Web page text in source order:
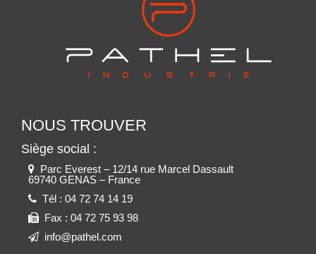
NOUS TROUVER
Siège social :
Parc Everest – 12/14 rue Marcel Dassault
69740 GENAS – France
Tél : 04 72 74 14 19
Fax : 04 72 75 93 98
info@pathel.com